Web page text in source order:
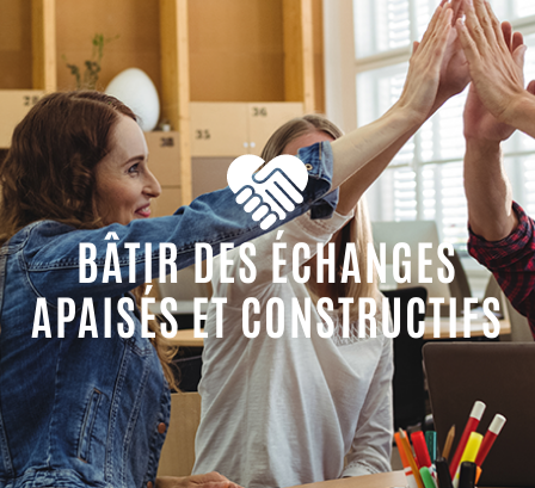
BÂTIR DES ÉCHANGES
APAISÉS ET CONSTRUCTIFS